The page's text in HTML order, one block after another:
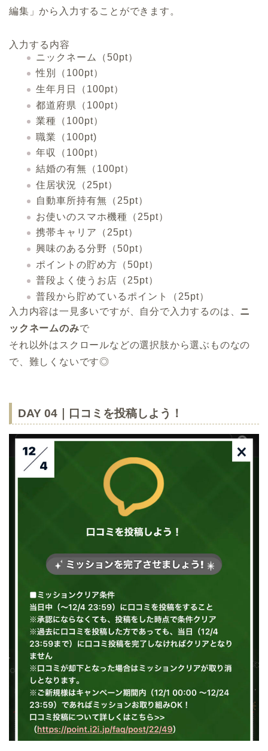
編集 」から入力することができます。
入力する内容
ニックネーム（50pt）
性別（100pt）
生年月日（100pt）
都道府県（100pt）
業種（100pt）
職業（100pt)
年収（100pt）
結婚の有無（100pt）
住居状況（25pt）
自動車所持有無（25pt）
お使いのスマホ機種（25pt）
携帯キャリア（25pt）
興味のある分野（50pt）
ポイントの貯め方（50pt）
普段よく使うお店（25pt）
普段から貯めているポイント（25pt）
入力内容は一見多いですが、自分で入力するのは、 ニ
ックネームのみで
それ以外はスクロールなどの選択肢から選ぶものなの
で、難しくないです◎
DAY 04｜口コミを投稿しよう！